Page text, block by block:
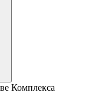
Комплекса